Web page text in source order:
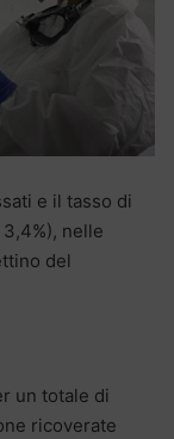
e il tasso di
nelle
del
un totale di
ricoverate